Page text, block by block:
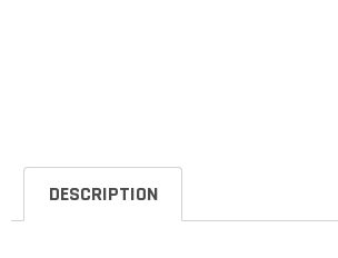
DESCRIPTION